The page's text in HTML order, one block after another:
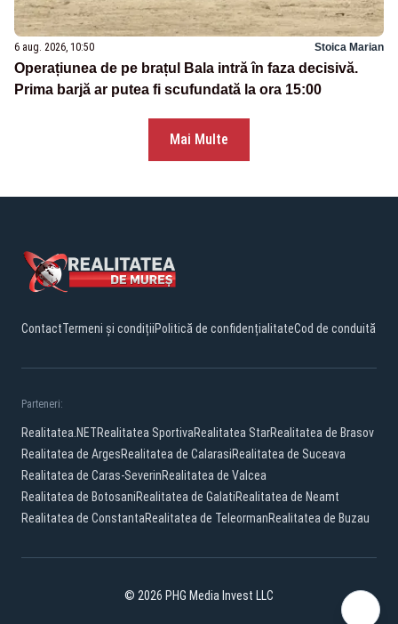
6 aug. 2026, 10:50 Stoica Marian
Operațiunea de pe brațul Bala intră în faza decisivă.
Prima barjă ar putea fi scufundată la ora 15:00
Mai Multe
ContactTermeni și condițiiPolitică de confidențialitateCod de conduită
Parteneri:
Realitatea.NETRealitatea SportivaRealitatea StarRealitatea de Brasov
Realitatea de ArgesRealitatea de CalarasiRealitatea de Suceava
Realitatea de Caras-SeverinRealitatea de Valcea
Realitatea de BotosaniRealitatea de GalatiRealitatea de Neamt
Realitatea de ConstantaRealitatea de TeleormanRealitatea de Buzau
© 2026 PHG Media Invest LLC